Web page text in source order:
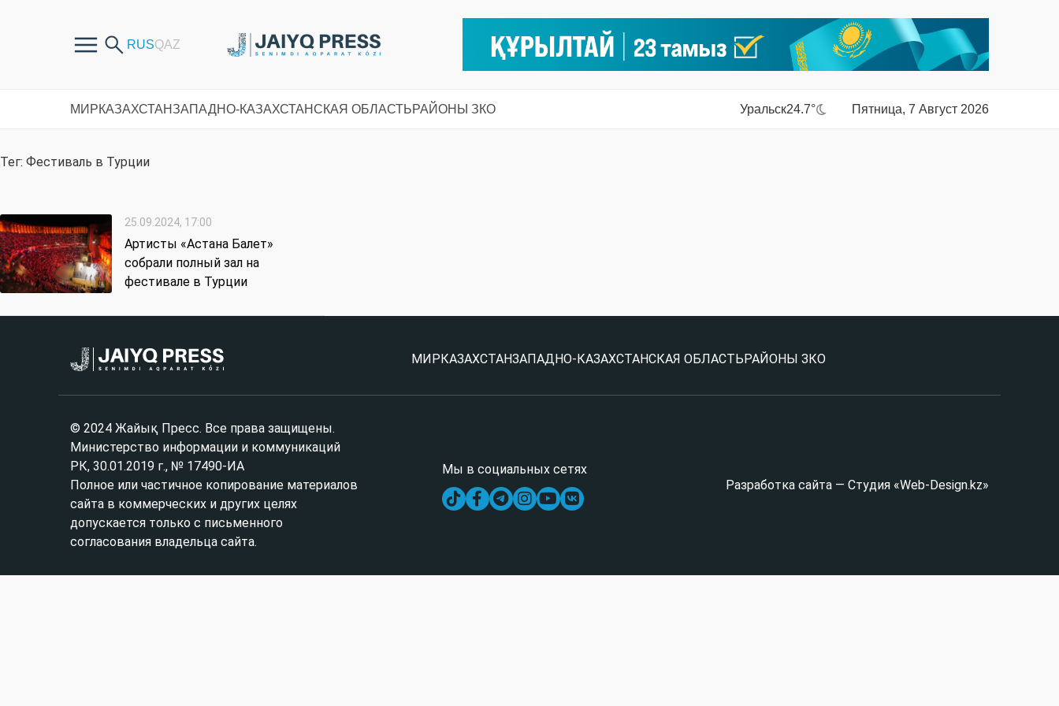
МИРКАЗАХСТАНЗАПАДНО-КАЗАХСТАНСКАЯ ОБЛАСТЬРАЙОНЫ ЗКО Уральск24.7° Пятница, 7 Август 2026
Тег: Фестиваль в Турции
25.09.2024, 17:00
Артисты «Астана Балет»
собрали полный зал на
фестивале в Турции
МИР КАЗАХСТАНЗАПАДНО-КАЗАХСТАНСКАЯ ОБЛАСТЬ РАЙОНЫ ЗКО
© 2024 Жайық Пресс. Все права защищены.
Министерство информации и коммуникаций
РК, 30.01.2019 г., № 17490-ИА
Полное или частичное копирование материалов
сайта в коммерческих и других целях
допускается только с письменного
согласования владельца сайта.
Мы в социальных сетях
Разработка сайта — Студия «Web-Design.kz»